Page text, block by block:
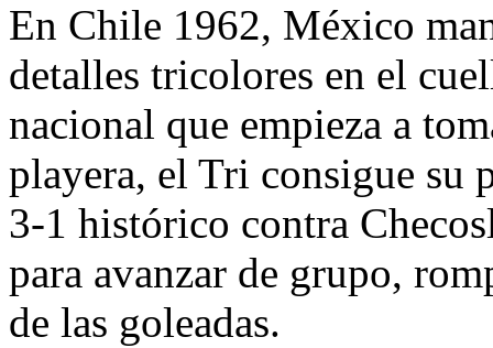
En Chile 1962, México
detalles tricolores en el
nacional que empieza a
playera, el Tri consigue su
3-1 histórico contra
para avanzar de grupo,
de las goleadas.